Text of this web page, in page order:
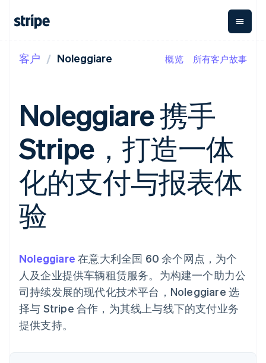
支付
在线支付
Managed
Payments
方案
Payment links
无代码支付
Checkout
预构建支付界
面
Elements
methods
接入 125+ 种支
付方式
Terminal
线下支付
Authorization
Boost
支付成功率优
Link
营收
经常性收入
Metronome
按用量计费
Subscriptions
订阅管理
Invoicing
一次性或定期
账单
会计自动化
Stripe Sigma
自定义报告
Data Pipeline
数据同步
资金管
Global
Payouts
向第三
方打款
Crypto
钱包、
稳定币
发行和
平台
按企业阶段
按应用场景
智能体商务
加密货币
电子商务
嵌入式金融
资金管理
平台
SaaS
文档
库与 SDK
Stripe Apps
接受线上付款
实施预置结账流程
通过智能体配置和管理服
务
资源
学习
指南
支持
获取支持
托管支持方案
专业服务
产品路线图
Sessions 年度大会
招聘
资讯中心
Stripe Press
客户 Noleggiare 概览 所有客户故事
Noleggiare 携手
Stripe，打造一体
化的支付与报表体
验
Noleggiare 在意大利全国 60 余个网点，为个
人及企业提供车辆租赁服务。为构建一个助力公
司持续发展的现代化技术平台，Noleggiare 选
择与 Stripe 合作，为其线上与线下的支付业务
提供支持。